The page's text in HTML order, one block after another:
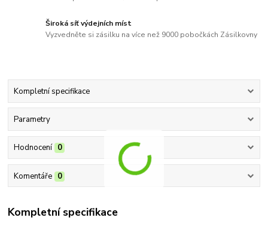
Široká síť výdejních míst
Vyzvedněte si zásilku na více než 9000 pobočkách Zásilkovny
Kompletní specifikace
Parametry
Hodnocení 0
Komentáře 0
Kompletní specifikace